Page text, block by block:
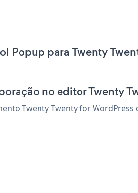
Popup para Twenty
no editor Twenty
Twenty Twenty for